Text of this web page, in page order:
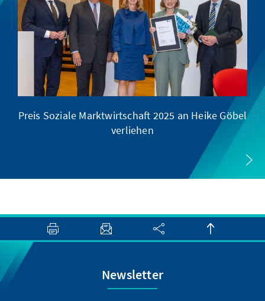
Preis Soziale Marktwirtschaft 2025 an Heike Göbel
verliehen
Newsletter